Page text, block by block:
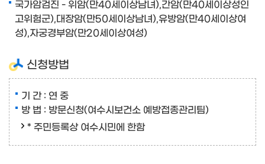
국가암검진 - 위암(만40세이상남녀),간암(만40세이상성인
고위험군),대장암(만50세이상남녀),유방암(만40세이상여
성),자궁경부암(만20세이상여성)
신청방법
기 간 : 연 중
방 법 : 방문신청(여수시보건소 예방접종관리팀)
* 주민등록상 여수시민에 한함